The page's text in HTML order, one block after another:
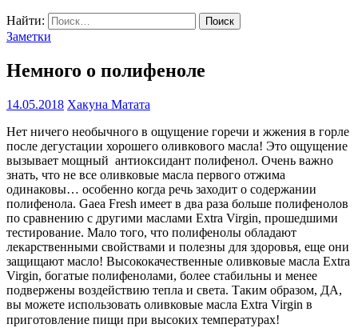
Найти:
Заметки
Немного о полифеноле
14.05.2018 Хакуна Матата
Нет ничего необычного в ощущение горечи и жжения в горле
после дегустации хорошего оливкового масла! Это ощущение
вызывает мощный антиоксидант полифенол. Очень важно
знать, что не все оливковые масла первого отжима
одинаковы… особенно когда речь заходит о содержании
полифенола. Gaea Fresh имеет в два раза больше полифенолов
по сравнению с другими маслами Extra Virgin, прошедшими
тестирование. Мало того, что полифенолы обладают
лекарственными свойствами и полезны для здоровья, еще они
защищают масло! Высококачественные оливковые масла Extra
Virgin, богатые полифенолами, более стабильны и менее
подвержены воздействию тепла и света. Таким образом, ДА,
вы можете использовать оливковые масла Extra Virgin в
приготовление пищи при высоких температурах! ⠀⠀